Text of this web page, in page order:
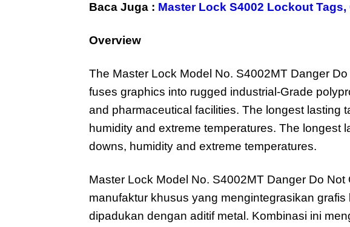
Baca Juga : Master Lock S4002 Lockout Tags,
Overview
The Master Lock Model No. S4002MT Danger
fuses graphics into rugged industrial-Grade
and pharmaceutical facilities. The longest
humidity and extreme temperatures. The
downs, humidity and extreme temperatures.
Master Lock Model No. S4002MT Danger Do
manufaktur khusus yang mengintegrasikan
dipadukan dengan aditif metal. Kombinasi ini